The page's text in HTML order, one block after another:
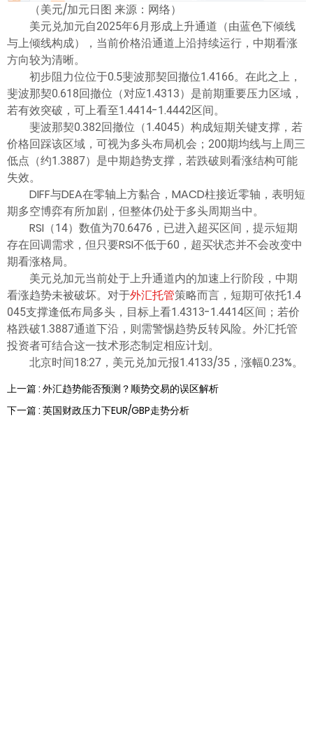
（美元/加元日图 来源：网络）
美元兑加元自2025年6月形成上升通道（由蓝色下倾线
与上倾线构成），当前价格沿通道上沿持续运行，中期看涨
方向较为清晰。
初步阻力位位于0.5斐波那契回撤位1.4166。在此之上，
斐波那契0.618回撤位（对应1.4313）是前期重要压力区域，
若有效突破，可上看至1.4414-1.4442区间。
斐波那契0.382回撤位（1.4045）构成短期关键支撑，若
价格回踩该区域，可视为多头布局机会；200期均线与上周三
低点（约1.3887）是中期趋势支撑，若跌破则看涨结构可能
失效。
DIFF与DEA在零轴上方黏合，MACD柱接近零轴，表明短
期多空博弈有所加剧，但整体仍处于多头周期当中。
RSI（14）数值为70.6476，已进入超买区间，提示短期
存在回调需求，但只要RSI不低于60，超买状态并不会改变中
期看涨格局。
美元兑加元当前处于上升通道内的加速上行阶段，中期
看涨趋势未被破坏。对于外汇托管策略而言，短期可依托1.4
045支撑逢低布局多头，目标上看1.4313-1.4414区间；若价
格跌破1.3887通道下沿，则需警惕趋势反转风险。外汇托管
投资者可结合这一技术形态制定相应计划。
北京时间18:27，美元兑加元报1.4133/35，涨幅0.23%。
上一篇 : 外汇趋势能否预测？顺势交易的误区解析
下一篇 : 英国财政压力下EUR/GBP走势分析